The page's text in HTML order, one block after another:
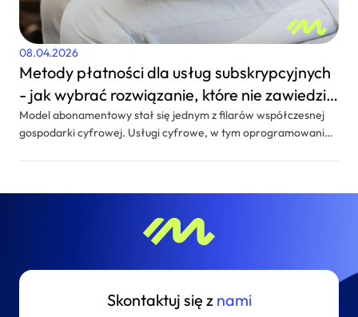
08.04.2026
Metody płatności dla usług subskrypcyjnych
- jak wybrać rozwiązanie, które nie zawiedzie
klientów?
Model abonamentowy stał się jednym z filarów współczesnej
gospodarki cyfrowej. Usługi cyfrowe, w tym oprogramowanie
nawet najlepiej zaprojektowany produkt nie obroni się, jeśli
proces płatności będzie nieintuicyjny, zawodny lub
wybór odpowiedniego rozwiązania obsługującego płatności
subskrypcyjne powinien być przemyślaną decyzją strategiczną,
a nie jedynie technicznym dodatkiem do systemu.
Skontaktuj się z nami